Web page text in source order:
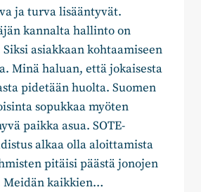
ja turva lisääntyvät.
kannalta hallinto on
asiakkaan kohtaamiseen
Minä haluan, että jokaisesta
pidetään huolta. Suomen
sopukkaa myöten
paikka asua. SOTE-
alkaa olla aloittamista
pitäisi päästä jonojen
Meidän kaikkien…